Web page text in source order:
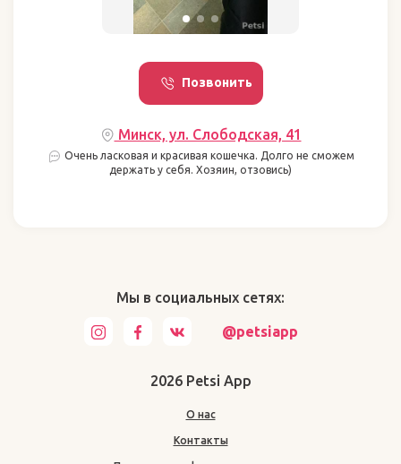
Позвонить
Минск, ул. Слободская, 41
Очень ласковая и красивая кошечка. Долго не сможем
держать у себя. Хозяин, отзовись)
Мы в социальных сетях:
@petsiapp
2026 Petsi App
О нас
Контакты